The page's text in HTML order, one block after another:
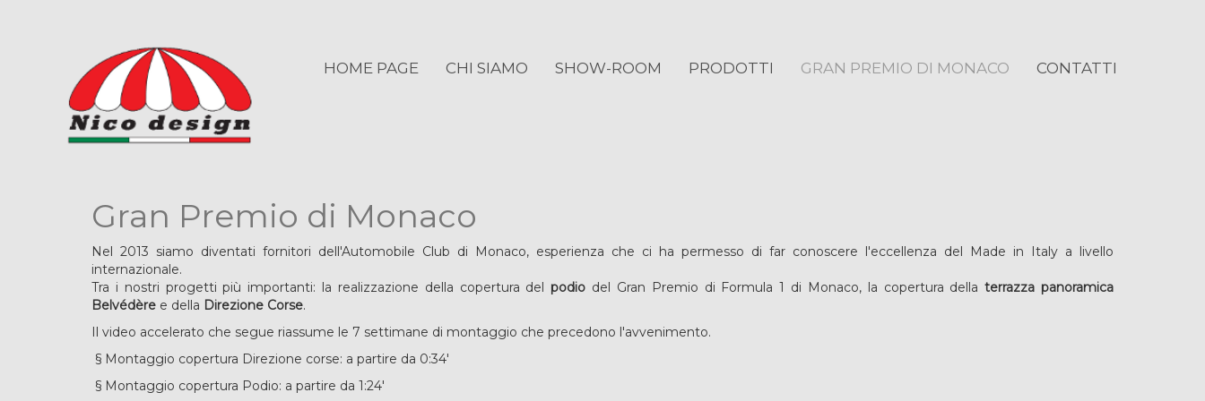
HOME PAGE CHI SIAMO SHOW-ROOM PRODOTTI GRAN PREMIO DI MONACO CONTATTI
Gran Premio di Monaco
Nel 2013 siamo diventati fornitori dell'Automobile Club di Monaco, esperienza che ci ha permesso di far conoscere l'eccellenza del Made in Italy a livello
internazionale.
Tra i nostri progetti più importanti: la realizzazione della copertura delpodio del Gran Premio di Formula 1 di Monaco, la copertura dellaterrazza panoramica
Belvédère e della Direzione Corse.
Il video accelerato che segue riassume le 7 settimane di montaggio che precedono l'avvenimento.
§ Montaggio copertura Direzione corse: a partire da 0:34'
§ Montaggio copertura Podio: a partire da 1:24'